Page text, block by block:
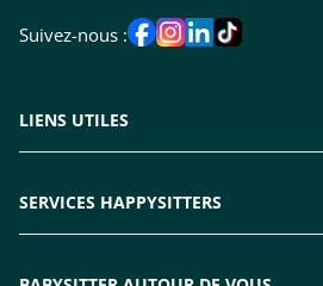
Suivez-nous :
LIENS UTILES
Faire une demande
SERVICES HAPPYSITTERS